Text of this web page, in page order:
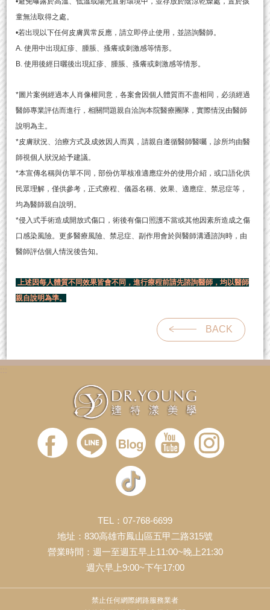
童無法取得之處。
•若出現以下任何皮膚異常反應，請立即停止使用，並諮詢醫師。
A. 使用中出現紅疹、腫脹、搔癢或刺激感等情形。
B. 使用後經日曬後出現紅疹、腫脹、搔癢或刺激感等情形。
*圖片案例經過本人肖像權同意，各案會因個人體質而不盡相同，必須經過
醫師專業評估而進行，相關問題親自洽詢本院醫療團隊，實際情況由醫師
說明為主。
*皮膚狀況、治療方式及成效因人而異，請親自遵循醫師醫囑，診所均由醫
師視個人狀況給予建議。
*本宣傳名稱與仿單不同，部份仿單核准適應症外的使用介紹，或口語化供
民眾理解，僅供參考，正式療程、儀器名稱、效果、適應症、禁忌症等，
均為醫師親自說明。
*侵入式手術造成開放式傷口，術後有傷口照護不當或其他因素所造成之傷
口感染風險。更多醫療風險、禁忌症、副作用會於與醫師溝通諮詢時，由
醫師評估個人情況後告知。
上述因每人體質不同效果皆會不同，進行療程前請先諮詢醫師，均以醫師
親自說明為準。
BACK
TEL：07-768-6699
地址：830高雄市鳳山區五甲二路315號
營業時間：週一至週五早上11:00~晚上21:30
週六早上9:00~下午17:00
禁止任何網際網路服務業者